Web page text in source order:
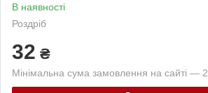
В наявності
Роздріб
32 ₴
Мінімальна сума замовлення на сайті —